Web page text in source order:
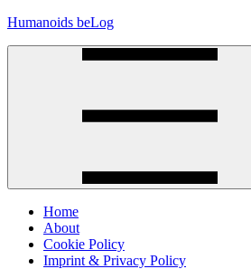
Skip
Humanoids beLog
Home
About
Cookie Policy
Imprint & Privacy Policy